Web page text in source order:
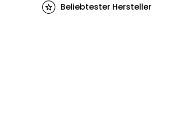
Beliebtester Hersteller